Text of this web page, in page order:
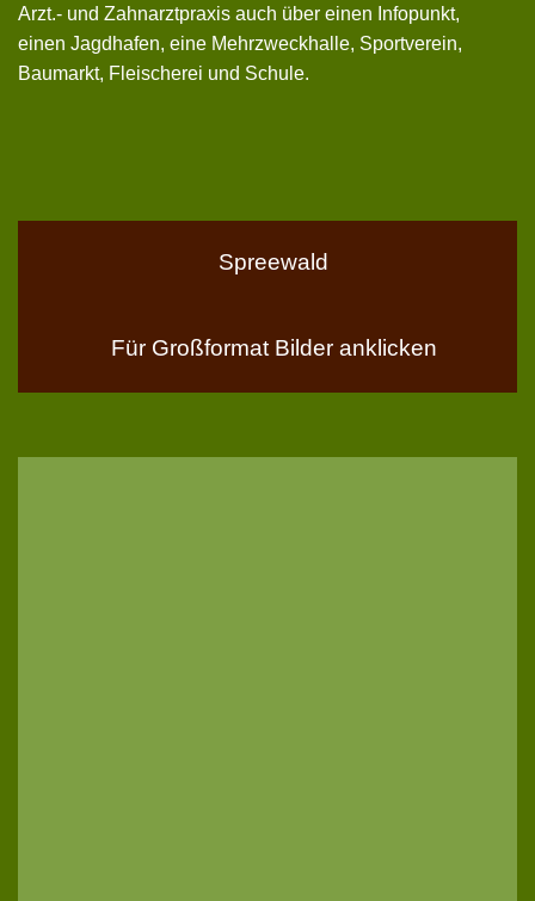
Arzt.- und Zahnarztpraxis auch über einen Infopunkt,
einen Jagdhafen, eine Mehrzweckhalle, Sportverein,
Baumarkt, Fleischerei und Schule.
Spreewald
Für Großformat Bilder anklicken